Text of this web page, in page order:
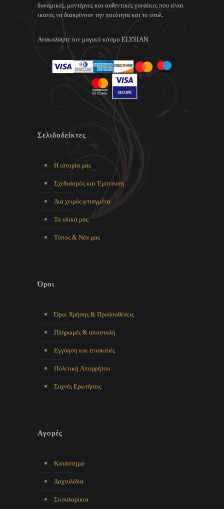
επιλεγούν
στη
σελίδα
του
προϊόντος
επιλεγούν
στη
δυναμικές, μοντέρνες και αυθεντικές γυναίκες που είναι
ικανές να διακρίνουν την ποιότητα και το στυλ.
Ανακαλύψτε τον μαγικό κόσμο ELYSIAN
Σελιδοδείκτες
Η ιστορία μας
Σχεδιασμός και Έμπνευση
Δια χειρός φτιαγμένα
Τα υλικά μας
Τύπος & Νέα μας
Όροι
Όροι Χρήσης & Προϋποθέσεις
Πληρωμές & αποστολή
Εγγύηση και επισκευές
Πολιτική Απορρήτου
Συχνές Ερωτήσεις
Αγορές
Κατάστημα
Δαχτυλίδια
Σκουλαρίκια